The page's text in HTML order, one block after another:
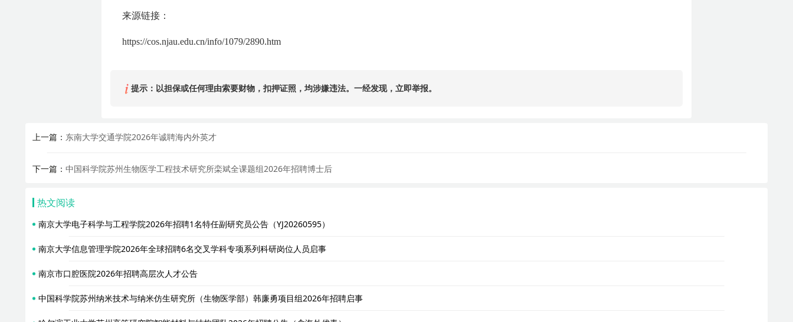
来源链接：
https://cos.njau.edu.cn/info/1079/2890.htm
提示：以担保或任何理由索要财物，扣押证照，均涉嫌违法。一经发现，立即举报。
上一篇： 东南大学交通学院2026年诚聘海内外英才
下一篇：中国科学院苏州生物医学工程技术研究所栾斌全课题组2026年招聘博士后
热文阅读
南京大学电子科学与工程学院2026年招聘1名特任副研究员公告（YJ20260595）
南京大学信息管理学院2026年全球招聘6名交叉学科专项系列科研岗位人员启事
南京市口腔医院2026年招聘高层次人才公告
中国科学院苏州纳米技术与纳米仿生研究所（生物医学部）韩廉勇项目组2026年招聘启事